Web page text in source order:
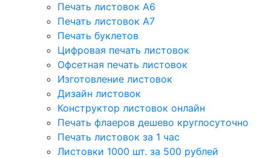
Печать листовок А6
Печать листовок А7
Печать буклетов
Цифровая печать листовок
Офсетная печать листовок
Изготовление листовок
Дизайн листовок
Конструктор листовок онлайн
Печать флаеров дешево круглосуточно
Печать листовок за 1 час
Листовки 1000 шт. за 500 рублей